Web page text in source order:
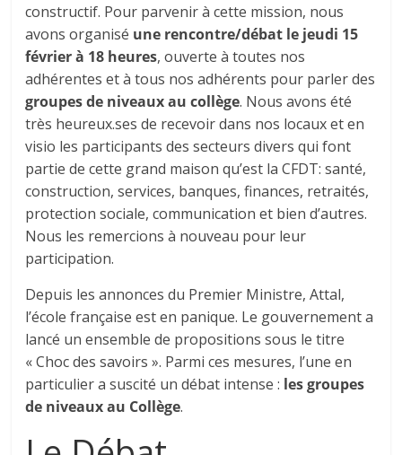
constructif. Pour parvenir à cette mission, nous
avons organisé une rencontre/débat le jeudi 15
février à 18 heures, ouverte à toutes nos
adhérentes et à tous nos adhérents pour parler des
groupes de niveaux au collège. Nous avons été
très heureux.ses de recevoir dans nos locaux et en
visio les participants des secteurs divers qui font
partie de cette grand maison qu’est la CFDT: santé,
construction, services, banques, finances, retraités,
protection sociale, communication et bien d’autres.
Nous les remercions à nouveau pour leur
participation.
Depuis les annonces du Premier Ministre, Attal,
l’école française est en panique. Le gouvernement a
lancé un ensemble de propositions sous le titre
« Choc des savoirs ». Parmi ces mesures, l’une en
particulier a suscité un débat intense : les groupes
de niveaux au Collège.